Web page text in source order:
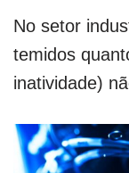
No setor
temidos
inatividade)